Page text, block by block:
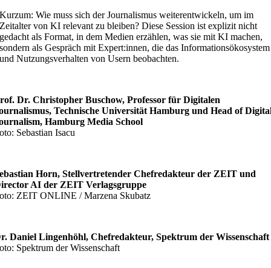
Kurzum: Wie muss sich der Journalismus weiterentwickeln, um im
Zeitalter von KI relevant zu bleiben? Diese Session ist explizit nicht
gedacht als Format, in dem Medien erzählen, was sie mit KI machen,
sondern als Gespräch mit Expert:innen, die das Informationsökosystem
und Nutzungsverhalten von Usern beobachten.
Dr. Christopher Buschow, Professor für Digitalen
Technische Universität Hamburg und Head of
Hamburg Media School
Sebastian Isacu
Horn, Stellvertretender Chefredakteur der ZEIT und
AI der ZEIT Verlagsgruppe
ZEIT ONLINE / Marzena Skubatz
Daniel Lingenhöhl, Chefredakteur, Spektrum der Wissenschaft
Spektrum der Wissenschaft